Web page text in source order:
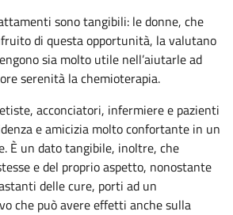
sono tangibili: le donne, che
di questa opportunità, la valutano
sia molto utile nell’aiutarle ad
serenità la chemioterapia.
acconciatori, infermiere e pazienti
e amicizia molto confortante in un
È un dato tangibile, inoltre, che
e del proprio aspetto, nonostante
delle cure, porti ad un
che può avere effetti anche sulla